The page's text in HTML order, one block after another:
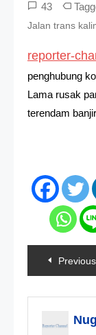
43
Jalan trans
reporter-
penghubung
Lama rusak
terendam
pos